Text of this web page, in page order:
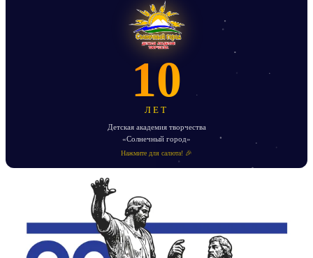
10
ЛЕТ
Детская академия творчества
«Солнечный город»
Нажмите для салюта! 🎉